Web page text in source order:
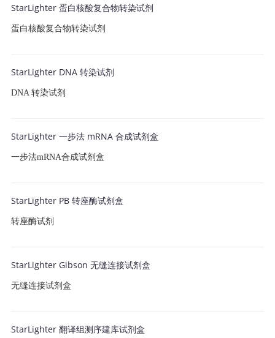
StarLighter 蛋白核酸复合物转染试剂
蛋白核酸复合物转染试剂
StarLighter DNA 转染试剂
DNA 转染试剂
StarLighter 一步法 mRNA 合成试剂盒
一步法mRNA合成试剂盒
StarLighter PB 转座酶试剂盒
转座酶试剂
StarLighter Gibson 无缝连接试剂盒
无缝连接试剂盒
StarLighter 翻译组测序建库试剂盒